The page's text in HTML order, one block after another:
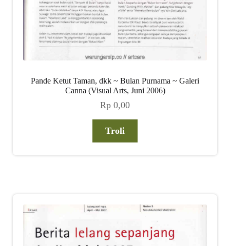
Pande Ketut Taman, dkk ~ Bulan Purnama ~ Galeri
Canna (Visual Arts, Juni 2006)
Rp 0,00
Troli